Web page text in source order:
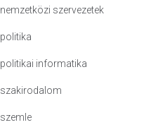
nemzetközi szervezetek
politika
politikai informatika
szakirodalom
szemle